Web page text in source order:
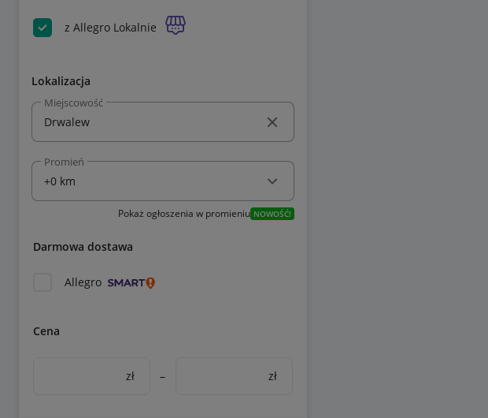
z Allegro Lokalnie
Lokalizacja
Miejscowość
Promień
Pokaż ogłoszenia w promieniu NOWOŚĆ!
Darmowa dostawa
Allegro
Cena
zł – zł